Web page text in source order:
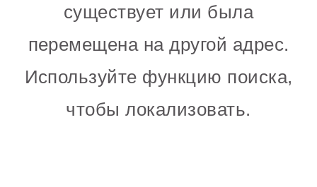
существует или была
перемещена на другой адрес.
Используйте функцию поиска,
чтобы локализовать.